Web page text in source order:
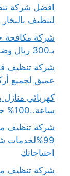
لتنظيف
شركة مكافحة
بـ300 ريال وضمان فعالية 100%..اتصل بنا
عميق لجميع
ساعة..100% جودة وأسعار مُنافسة
99%لخدمات
احتياجاتك